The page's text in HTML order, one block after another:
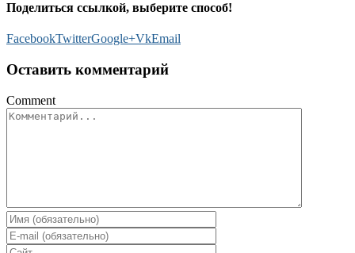
Поделиться ссылкой, выберите способ!
FacebookTwitterGoogle+VkEmail
Оставить комментарий
Comment